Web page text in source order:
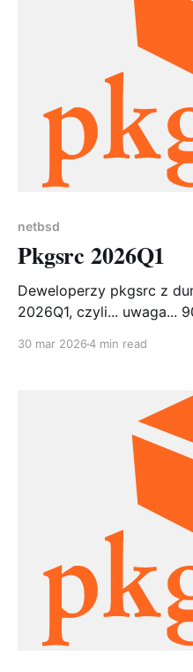
netbsd
Pkgsrc 2026Q1
Deweloperzy pkgsrc z
2026Q1, czyli... uwaga...
pakietów na praktycznie
kompilator C. W
29 000 pakietów, a projekt
30 mar 20264 min read